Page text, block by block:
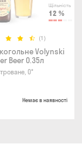
Щільність
12 %
(1)
Volynski
Beer 0.35л
0°
Немає в наявності